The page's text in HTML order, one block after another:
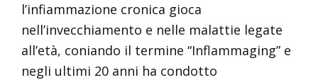
l’infiammazione cronica gioca
nell’invecchiamento e nelle malattie legate
all’età, coniando il termine “Inflammaging” e
negli ultimi 20 anni ha condotto